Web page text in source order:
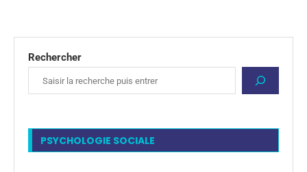
Rechercher
PSYCHOLOGIE SOCIALE